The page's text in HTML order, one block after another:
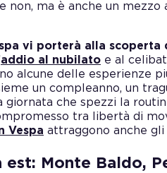
non, ma è anche un
vi porterà alla scoperta
addio al nubilato e al
alcune delle esperienze
un compleanno, un
giornata che spezzi la
tra libertà di
Vespa attraggono anche gli
est: Monte Baldo,